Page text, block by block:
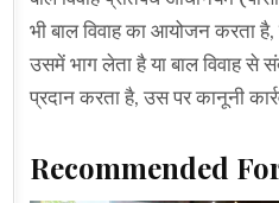
भी बाल विवाह का आयोजन करता
उसमें भाग लेता है या बाल विवाह से
प्रदान करता है, उस पर कानूनी
Recommended